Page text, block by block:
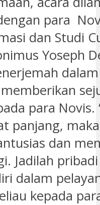
para
dan Studi
Yoseph
para Novis.
panjang,
dan
Jadilah
dalam
kepada